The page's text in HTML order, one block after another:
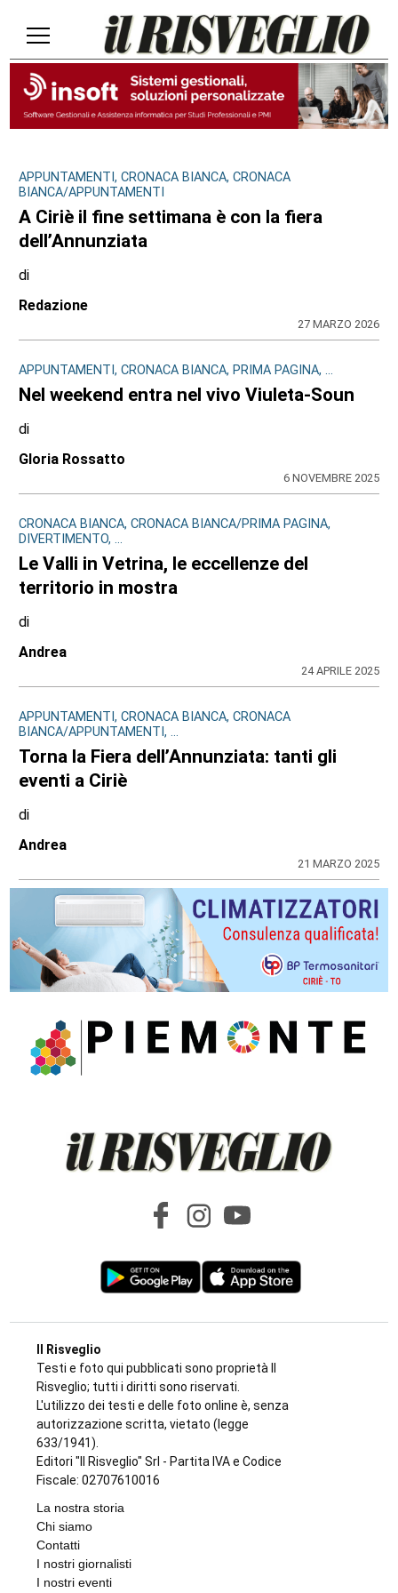
APPUNTAMENTI, CRONACA BIANCA, CRONACA
BIANCA/APPUNTAMENTI
A Ciriè il fine settimana è con la fiera
dell’Annunziata
di
Redazione
27 MARZO 2026
APPUNTAMENTI, CRONACA BIANCA, PRIMA PAGINA, ...
Nel weekend entra nel vivo Viuleta-Soun
di
Gloria Rossatto
6 NOVEMBRE 2025
CRONACA BIANCA, CRONACA BIANCA/PRIMA PAGINA,
DIVERTIMENTO, ...
Le Valli in Vetrina, le eccellenze del
territorio in mostra
di
Andrea
24 APRILE 2025
APPUNTAMENTI, CRONACA BIANCA, CRONACA
BIANCA/APPUNTAMENTI, ...
Torna la Fiera dell’Annunziata: tanti gli
eventi a Ciriè
di
Andrea
21 MARZO 2025
Il Risveglio
Testi e foto qui pubblicati sono proprietà Il
Risveglio; tutti i diritti sono riservati.
L'utilizzo dei testi e delle foto online è, senza
autorizzazione scritta, vietato (legge
633/1941).
Editori "Il Risveglio" Srl - Partita IVA e Codice
Fiscale: 02707610016
La nostra storia
Chi siamo
Contatti
I nostri giornalisti
I nostri eventi